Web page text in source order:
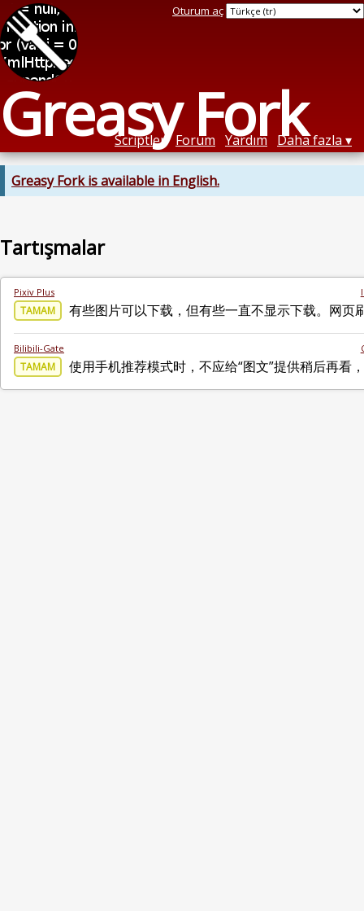
Greasy Fork
Oturum aç
Scriptler Forum Yardım Daha fazla
Greasy Fork is available in English.
Tartışmalar
Pixiv Plus
TAMAM 有些图片可以下载，但有些一直不显示下载。网页
Bilibili-Gate
TAMAM 使用手机推荐模式时，不应给“图文”提供稍后再